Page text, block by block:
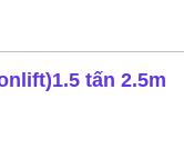
tấn 2.5m